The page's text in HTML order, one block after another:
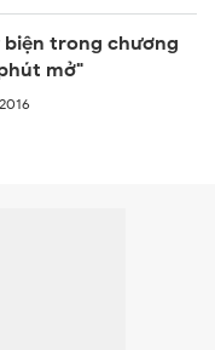
biện trong chương
mở"